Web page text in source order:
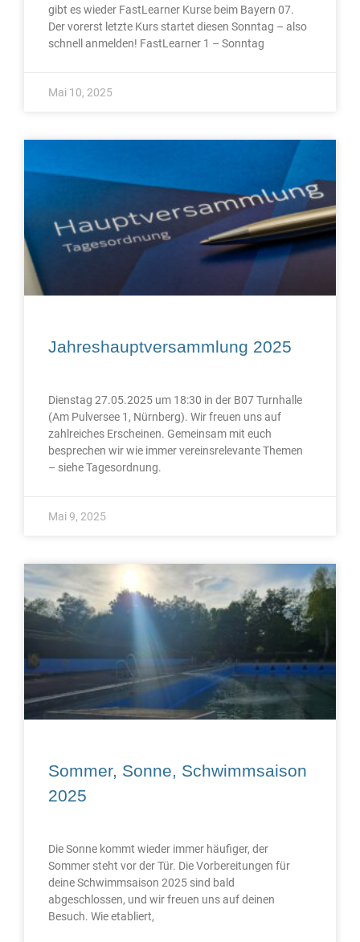
gibt es wieder FastLearner Kurse beim Bayern 07.
Der vorerst letzte Kurs startet diesen Sonntag – also
schnell anmelden! FastLearner 1 – Sonntag
Mai 10, 2025
Jahreshauptversammlung 2025
Dienstag 27.05.2025 um 18:30 in der B07 Turnhalle
(Am Pulversee 1, Nürnberg). Wir freuen uns auf
zahlreiches Erscheinen. Gemeinsam mit euch
besprechen wir wie immer vereinsrelevante Themen
– siehe Tagesordnung.
Mai 9, 2025
Sommer, Sonne, Schwimmsaison
2025
Die Sonne kommt wieder immer häufiger, der
Sommer steht vor der Tür. Die Vorbereitungen für
deine Schwimmsaison 2025 sind bald
abgeschlossen, und wir freuen uns auf deinen
Besuch. Wie etabliert,